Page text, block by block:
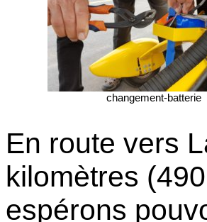
changement-batterie
En route vers
kilomètres
espérons